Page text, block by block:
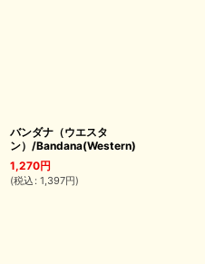
バンダナ（ウエスタ
ン）/Bandana(Western)
1,270円
(税込 : 1,397円)